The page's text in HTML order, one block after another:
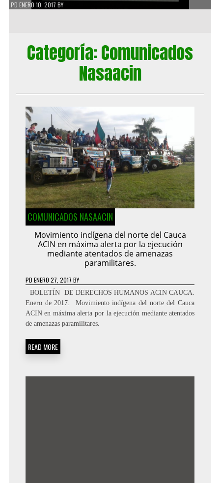
PD ENERO 10, 2017 BY
Categoría:Comunicados
Nasaacin
COMUNICADOS NASAACIN
Movimiento indígena del norte del Cauca
ACIN en máxima alerta por la ejecución
mediante atentados de amenazas
paramilitares.
PD ENERO 27, 2017 BY
BOLETÍN DE DERECHOS HUMANOS ACIN CAUCA.
Enero de 2017. ­ Movimiento indígena del norte del Cauca
ACIN en máxima alerta por la ejecución mediante atentados
de amenazas paramilitares.
READ MORE